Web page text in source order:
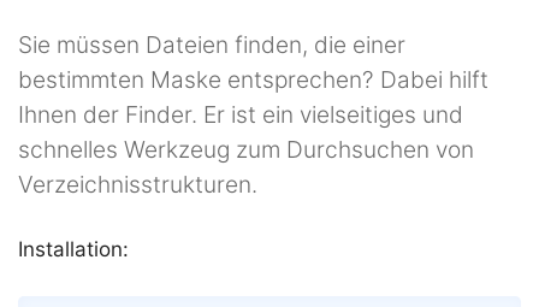
Sie müssen Dateien finden, die einer
bestimmten Maske entsprechen? Dabei hilft
Ihnen der Finder. Er ist ein vielseitiges und
schnelles Werkzeug zum Durchsuchen von
Verzeichnisstrukturen.
Installation: